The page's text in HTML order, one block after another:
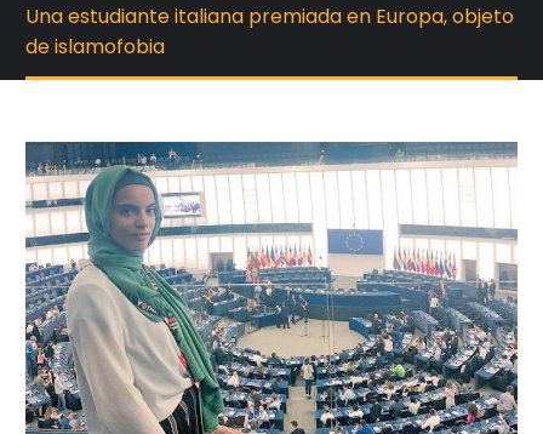
Una estudiante italiana premiada en Europa, objeto
de islamofobia